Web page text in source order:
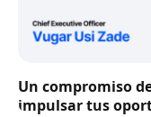
Un compromiso
impulsar tus